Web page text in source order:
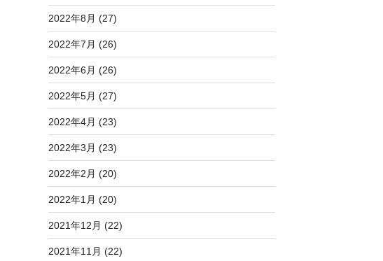
2022年8月 (27)
2022年7月 (26)
2022年6月 (26)
2022年5月 (27)
2022年4月 (23)
2022年3月 (23)
2022年2月 (20)
2022年1月 (20)
2021年12月 (22)
2021年11月 (22)